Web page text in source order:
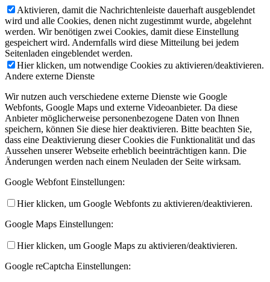
Aktivieren, damit die Nachrichtenleiste dauerhaft ausgeblendet
wird und alle Cookies, denen nicht zugestimmt wurde, abgelehnt
werden. Wir benötigen zwei Cookies, damit diese Einstellung
gespeichert wird. Andernfalls wird diese Mitteilung bei jedem
Seitenladen eingeblendet werden.
Hier klicken, um notwendige Cookies zu aktivieren/deaktivieren.
Andere externe Dienste
Wir nutzen auch verschiedene externe Dienste wie Google
Webfonts, Google Maps und externe Videoanbieter. Da diese
Anbieter möglicherweise personenbezogene Daten von Ihnen
speichern, können Sie diese hier deaktivieren. Bitte beachten Sie,
dass eine Deaktivierung dieser Cookies die Funktionalität und das
Aussehen unserer Webseite erheblich beeinträchtigen kann. Die
Änderungen werden nach einem Neuladen der Seite wirksam.
Google Webfont Einstellungen:
Hier klicken, um Google Webfonts zu aktivieren/deaktivieren.
Google Maps Einstellungen:
Hier klicken, um Google Maps zu aktivieren/deaktivieren.
Google reCaptcha Einstellungen: